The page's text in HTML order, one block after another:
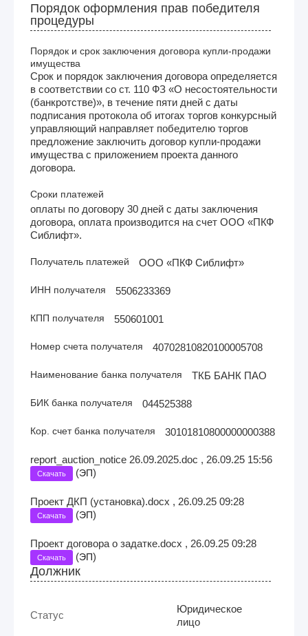
Порядок оформления прав победителя
процедуры
Порядок и срок заключения договора купли-продажи
имущества
Срок и порядок заключения договора определяется
в соответствии со ст. 110 ФЗ «О несостоятельности
(банкротстве)», в течение пяти дней с даты
подписания протокола об итогах торгов конкурсный
управляющий направляет победителю торгов
предложение заключить договор купли-продажи
имущества с приложением проекта данного
договора.
Сроки платежей
оплаты по договору 30 дней с даты заключения
договора, оплата производится на счет ООО «ПКФ
Сиблифт».
Получатель платежей ООО «ПКФ Сиблифт»
ИНН получателя 5506233369
КПП получателя 550601001
Номер счета получателя 40702810820100005708
Наименование банка получателя ТКБ БАНК ПАО
БИК банка получателя 044525388
Кор. счет банка получателя 30101810800000000388
report_auction_notice 26.09.2025.doc , 26.09.25 15:56
Скачать (ЭП)
Проект ДКП (установка).docx , 26.09.25 09:28
Скачать (ЭП)
Проект договора о задатке.docx , 26.09.25 09:28
Скачать (ЭП)
Должник
Статус
Юридическое
лицо